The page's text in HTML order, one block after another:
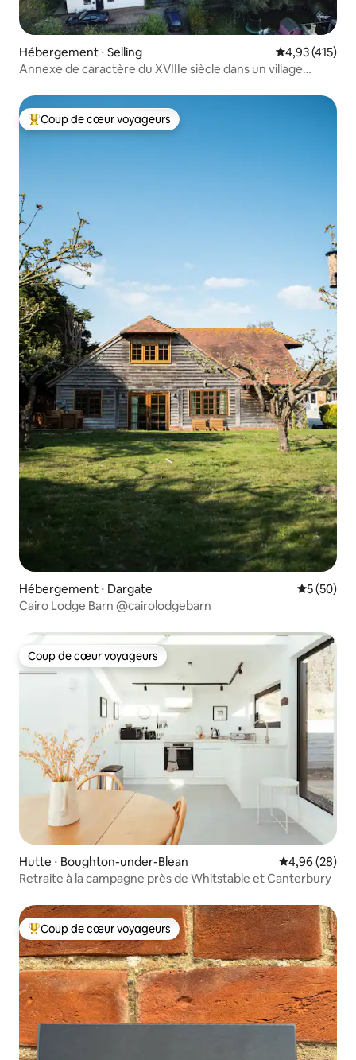
Hébergement ⋅ Selling Évaluation
4,93 (415)
Annexe de caractère du XVIIIe siècle dans un village
Coups de cœur voyageurs les plus appréciés
Coup de cœur voyageurs
Hébergement ⋅ Dargate
5 (50)
Cairo Lodge Barn @cairolodgebarn
Coup de cœur voyageurs
Coup de cœur voyageurs
Hutte ⋅ Boughton-under-Blean Évaluation
4,96 (28)
Retraite à la campagne près de Whitstable et Canterbury
Coups de cœur voyageurs les plus appréciés
Coup de cœur voyageurs